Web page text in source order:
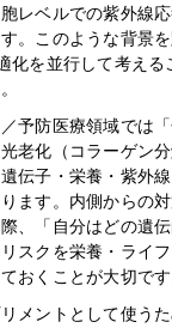
レベルでの紫外線
。このような背景
化を並行して考え
予防医療領域では
老化（コラーゲン
伝子・栄養・紫外
ます。内側からの
、「自分はどの遺
スクを栄養・ライ
おくことが大切です
メントとして使う